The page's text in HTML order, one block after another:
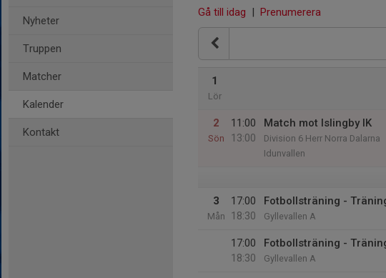
Nyheter
Truppen
Matcher
Kalender
Kontakt
Gå till idag | Prenumerera
1
Lör
2
Sön
11:00
13:00
Match mot Islingby IK
Division 6 Herr Norra Dalarna
Idunvallen
3
Mån
17:00
18:30
Fotbollsträning -
Gyllevallen A
17:00
18:30
Fotbollsträning -
Gyllevallen A